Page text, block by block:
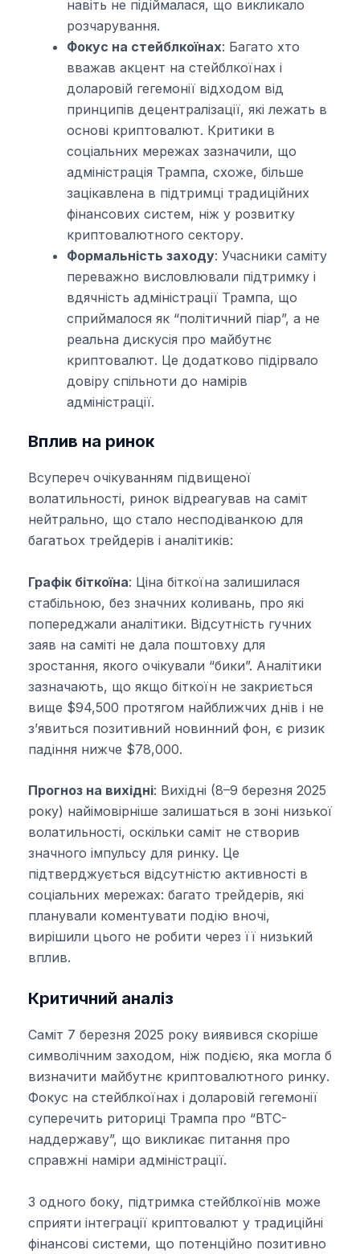
навіть не підіймалася, що викликало
розчарування.
Фокус на стейблкоїнах: Багато хто
вважав акцент на стейблкоїнах і
доларовій гегемонії відходом від
принципів децентралізації, які лежать в
основі криптовалют. Критики в
соціальних мережах зазначили, що
адміністрація Трампа, схоже, більше
зацікавлена в підтримці традиційних
фінансових систем, ніж у розвитку
криптовалютного сектору.
Формальність заходу: Учасники саміту
переважно висловлювали підтримку і
вдячність адміністрації Трампа, що
сприймалося як “політичний піар”, а не
реальна дискусія про майбутнє
криптовалют. Це додатково підірвало
довіру спільноти до намірів
адміністрації.
Вплив на ринок
Всупереч очікуванням підвищеної
волатильності, ринок відреагував на саміт
нейтрально, що стало несподіванкою для
багатьох трейдерів і аналітиків:
Графік біткоїна: Ціна біткоїна залишилася
стабільною, без значних коливань, про які
попереджали аналітики. Відсутність гучних
заяв на саміті не дала поштовху для
зростання, якого очікували “бики”. Аналітики
зазначають, що якщо біткоїн не закриється
вище $94,500 протягом найближчих днів і не
з’явиться позитивний новинний фон, є ризик
падіння нижче $78,000.
Прогноз на вихідні: Вихідні (8–9 березня 2025
року) найімовірніше залишаться в зоні низької
волатильності, оскільки саміт не створив
значного імпульсу для ринку. Це
підтверджується відсутністю активності в
соціальних мережах: багато трейдерів, які
планували коментувати подію вночі,
вирішили цього не робити через її низький
вплив.
Критичний аналіз
Саміт 7 березня 2025 року виявився скоріше
символічним заходом, ніж подією, яка могла б
визначити майбутнє криптовалютного ринку.
Фокус на стейблкоїнах і доларовій гегемонії
суперечить риториці Трампа про “BTC-
наддержаву”, що викликає питання про
справжні наміри адміністрації.
З одного боку, підтримка стейблкоїнів може
сприяти інтеграції криптовалют у традиційні
фінансові системи, що потенційно позитивно